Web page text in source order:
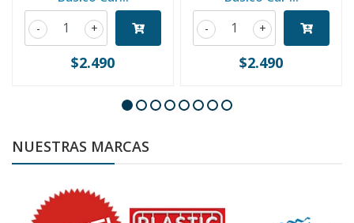
+
-
$2.490
+
-
$2.490
NUESTRAS MARCAS